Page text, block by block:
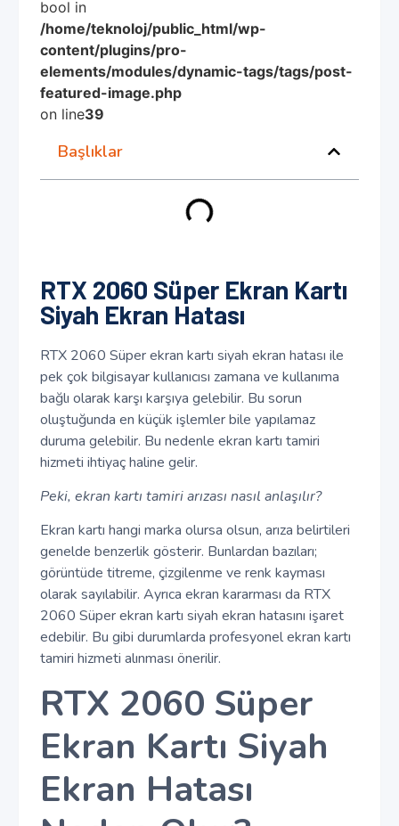
bool in
/home/teknoloj/public_html/wp-
content/plugins/pro-
elements/modules/dynamic-tags/tags/post-
featured-image.php
on line39
Başlıklar
RTX 2060 Süper Ekran Kartı
Siyah Ekran Hatası
RTX 2060 Süper ekran kartı siyah ekran hatası ile
pek çok bilgisayar kullanıcısı zamana ve kullanıma
bağlı olarak karşı karşıya gelebilir. Bu sorun
oluştuğunda en küçük işlemler bile yapılamaz
duruma gelebilir. Bu nedenle ekran kartı tamiri
hizmeti ihtiyaç haline gelir.
Peki, ekran kartı tamiri arızası nasıl anlaşılır?
Ekran kartı hangi marka olursa olsun, arıza belirtileri
genelde benzerlik gösterir. Bunlardan bazıları;
görüntüde titreme, çizgilenme ve renk kayması
olarak sayılabilir. Ayrıca ekran kararması da RTX
2060 Süper ekran kartı siyah ekran hatasını işaret
edebilir. Bu gibi durumlarda profesyonel ekran kartı
tamiri hizmeti alınması önerilir.
RTX 2060 Süper
Ekran Kartı Siyah
Ekran Hatası